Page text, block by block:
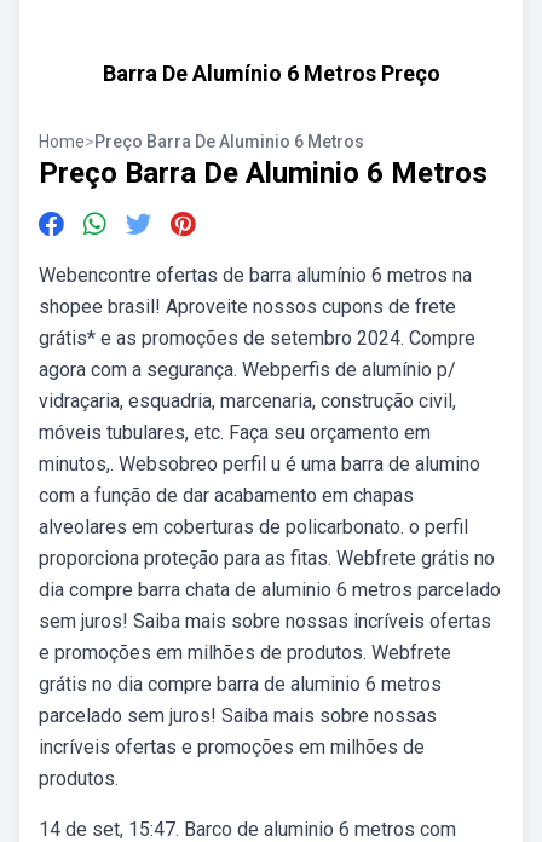
Barra De Alumínio 6 Metros Preço
Home>Preço Barra De Aluminio 6 Metros
Preço Barra De Aluminio 6 Metros
Webencontre ofertas de barra alumínio 6 metros na
shopee brasil! Aproveite nossos cupons de frete
grátis* e as promoções de setembro 2024. Compre
agora com a segurança. Webperfis de alumínio p/
vidraçaria, esquadria, marcenaria, construção civil,
móveis tubulares, etc. Faça seu orçamento em
minutos,. Websobreo perfil u é uma barra de alumino
com a função de dar acabamento em chapas
alveolares em coberturas de policarbonato. o perfil
proporciona proteção para as fitas. Webfrete grátis no
dia compre barra chata de aluminio 6 metros parcelado
sem juros! Saiba mais sobre nossas incríveis ofertas
e promoções em milhões de produtos. Webfrete
grátis no dia compre barra de aluminio 6 metros
parcelado sem juros! Saiba mais sobre nossas
incríveis ofertas e promoções em milhões de
produtos.
14 de set, 15:47. Barco de aluminio 6 metros com